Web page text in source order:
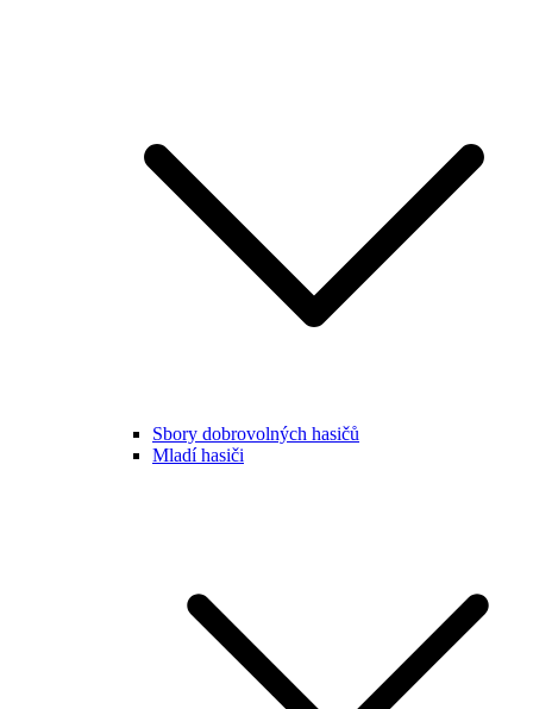
Sbory dobrovolných hasičů
Mladí hasiči